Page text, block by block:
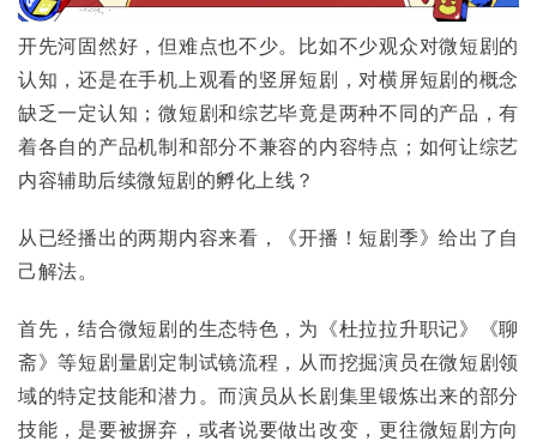
开先河固然好，但难点也不少。比如不少观众对微短剧的
认知，还是在手机上观看的竖屏短剧，对横屏短剧的概念
缺乏一定认知；微短剧和综艺毕竟是两种不同的产品，有
着各自的产品机制和部分不兼容的内容特点；如何让综艺
内容辅助后续微短剧的孵化上线？
从已经播出的两期内容来看，《开播！短剧季》给出了自
己解法。
首先，结合微短剧的生态特色，为《杜拉拉升职记》《聊
斋》等短剧量剧定制试镜流程，从而挖掘演员在微短剧领
域的特定技能和潜力。而演员从长剧集里锻炼出来的部分
技能，是要被摒弃，或者说要做出改变，更往微短剧方向